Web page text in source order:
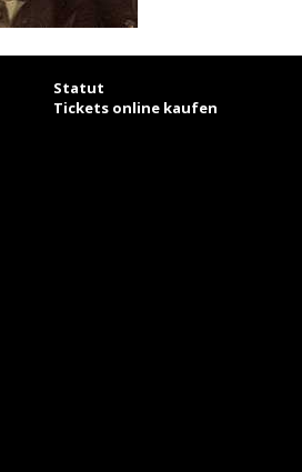
Statut
Tickets online kaufen